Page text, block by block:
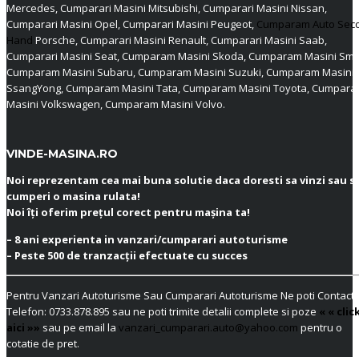
Mercedes, Cumparari Masini Mitsubishi, Cumparari Masini Nissan,
Cumparari Masini Opel, Cumparari Masini Peugeot, Cumparam Auto
Hand Porsche, Cumparari Masini Renault, Cumparari Masini Saab,
Cumparari Masini Seat, Cumparam Masini Skoda, Cumparam Masini
Cumparam Masini Subaru, Cumparam Masini Suzuki, Cumparam Masini
SsangYong, Cumparam Masini Tata, Cumparam Masini Toyota,
Masini Volkswagen, Cumparam Masini Volvo.
VINDE-MASINA.RO
Noi reprezentam cea mai buna solutie daca doresti sa vinzi sau
cumperi o masina rulata!
Noi îți oferim prețul corect pentru mașina ta!
– 8 ani experienta in vanzari/cumparari autoturisme
– Peste 500 de tranzacții efectuate cu succes
Pentru Vanzari Autoturisme Sau Cumparari Autoturisme Ne poti
Telefon: 0733.878.895 sau ne poti trimite detalii complete si poze « «
aici »» sau pe email la vanzari_cumparari.auto@yahoo.com pentru o
cotatie de pret.